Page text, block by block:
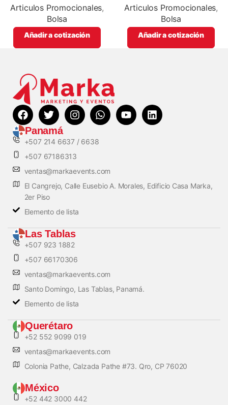
con impresión full color.
Articulos Promocionales,
Bolsa
Añadir a cotización
color
Articulos Promocionales,
Bolsa
Añadir a cotización
Panamá
+507 214 6637 / 6638
+507 67186313
ventas@markaevents.com
El Cangrejo, Calle Eusebio A. Morales, Edificio Casa Marka,
2er Piso
Elemento de lista
Las Tablas
+507 923 1882
+507 66170306
ventas@markaevents.com
Santo Domingo, Las Tablas, Panamá.
Elemento de lista
Querétaro
+52 552 9099 019
ventas@markaevents.com
Colonia Pathe, Calzada Pathe #73. Qro, CP 76020
México
+52 442 3000 442